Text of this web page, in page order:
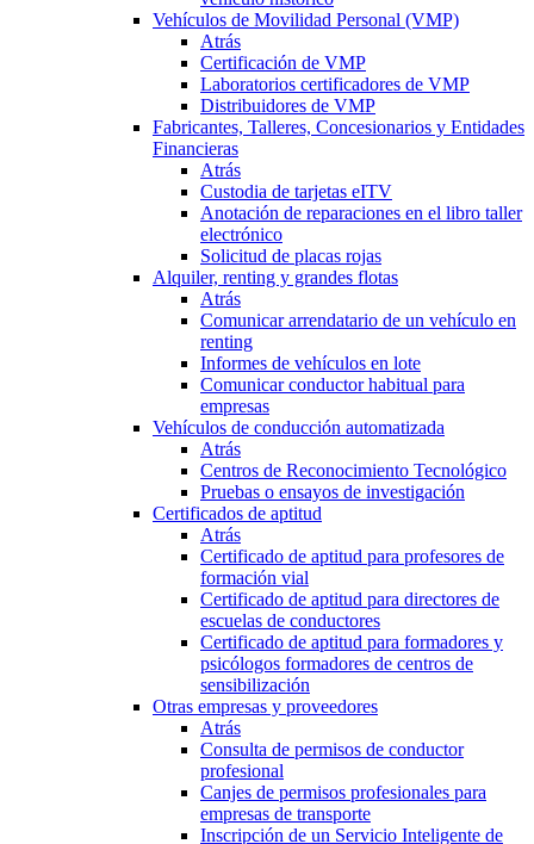
Vehículos de Movilidad Personal (VMP)
Atrás
Certificación de VMP
Laboratorios certificadores de VMP
Distribuidores de VMP
Fabricantes, Talleres, Concesionarios y Entidades
Financieras
Atrás
Custodia de tarjetas eITV
Anotación de reparaciones en el libro taller
electrónico
Solicitud de placas rojas
Alquiler, renting y grandes flotas
Atrás
Comunicar arrendatario de un vehículo en
renting
Informes de vehículos en lote
Comunicar conductor habitual para
empresas
Vehículos de conducción automatizada
Atrás
Centros de Reconocimiento Tecnológico
Pruebas o ensayos de investigación
Certificados de aptitud
Atrás
Certificado de aptitud para profesores de
formación vial
Certificado de aptitud para directores de
escuelas de conductores
Certificado de aptitud para formadores y
psicólogos formadores de centros de
sensibilización
Otras empresas y proveedores
Atrás
Consulta de permisos de conductor
profesional
Canjes de permisos profesionales para
empresas de transporte
Inscripción de un Servicio Inteligente de